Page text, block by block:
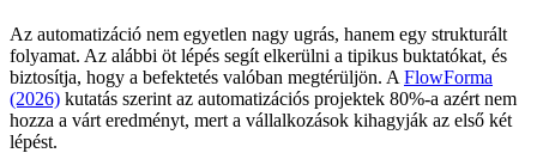
Az automatizáció nem egyetlen nagy ugrás, hanem egy strukturált
folyamat. Az alábbi öt lépés segít elkerülni a tipikus buktatókat, és
biztosítja, hogy a befektetés valóban megtérüljön. A FlowForma
(2026) kutatás szerint az automatizációs projektek 80%-a azért nem
hozza a várt eredményt, mert a vállalkozások kihagyják az első két
lépést.